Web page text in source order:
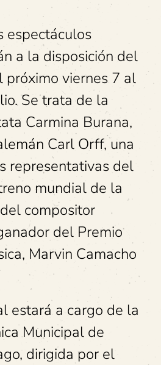
espectáculos
a la disposición del
próximo viernes 7 al
Se trata de la
Carmina Burana,
Carl Orff, una
representativas del
mundial de la
compositor
del Premio
Marvin Camacho
estará a cargo de la
Municipal de
dirigida por el